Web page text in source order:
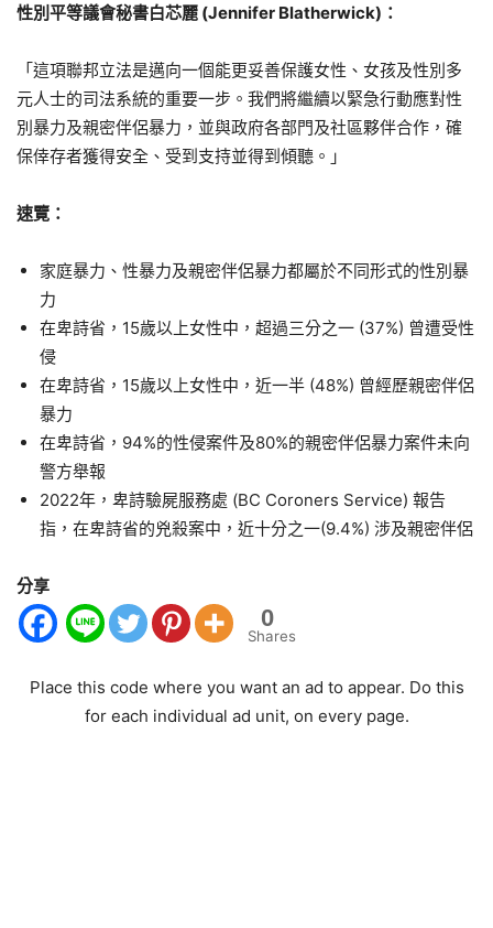
性別平等議會秘書白芯麗 (Jennifer Blatherwick) ：
「這項聯邦立法是邁向一個能更妥善保護女性、女孩及性別多
元人士的司法系統的重要一步。我們將繼續以緊急行動應對性
別暴力及親密伴侶暴力，並與政府各部門及社區夥伴合作，確
保倖存者獲得安全、受到支持並得到傾聽。」
速覽：
家庭暴力、性暴力及親密伴侶暴力都屬於不同形式的性別暴
力
在卑詩省，15歲以上女性中，超過三分之一 (37%) 曾遭受性
侵
在卑詩省，15歲以上女性中，近一半 (48%) 曾經歷親密伴侶
暴力
在卑詩省，94%的性侵案件及80%的親密伴侶暴力案件未向
警方舉報
2022年，卑詩驗屍服務處 (BC Coroners Service) 報告
指，在卑詩省的兇殺案中，近十分之一(9.4%) 涉及親密伴侶
分享
0
Shares
Place this code where you want an ad to appear. Do this
for each individual ad unit, on every page.